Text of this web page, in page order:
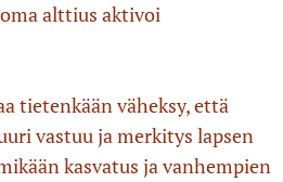
alttius aktivoi
tietenkään väheksy, että
vastuu ja merkitys lapsen
kasvatus ja vanhempien